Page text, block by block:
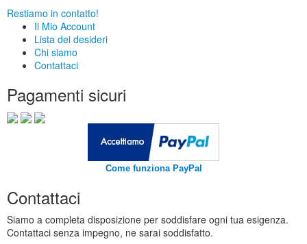
Restiamo in contatto!
Il Mio Account
Lista dei desideri
Chi siamo
Contattaci
Pagamenti sicuri
Come funziona PayPal
Contattaci
Siamo a completa disposizione per soddisfare ogni tua esigenza.
Contattaci senza impegno, ne sarai soddisfatto.